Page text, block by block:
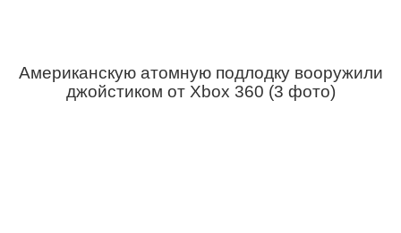
Американскую атомную подлодку вооружили
джойстиком от Xbox 360 (3 фото)